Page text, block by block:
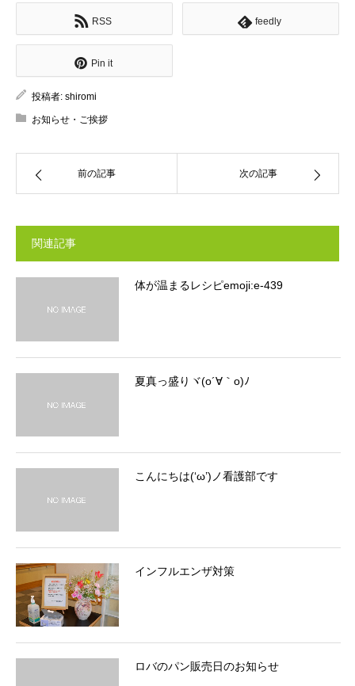
RSS feedly
Pin it
投稿者: shiromi
お知らせ・ご挨拶
前の記事 次の記事
関連記事
体が温まるレシピemoji:e-439
夏真っ盛りヾ(o´∀｀o)ﾉ
こんにちは(‘ω’)ノ看護部です
インフルエンザ対策
ロバのパン販売日のお知らせ